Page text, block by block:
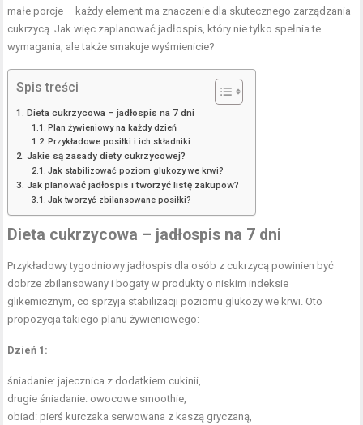
małe porcje – każdy element ma znaczenie dla skutecznego zarządzania
cukrzycą. Jak więc zaplanować jadłospis, który nie tylko spełnia te
wymagania, ale także smakuje wyśmienicie?
Spis treści
Dieta cukrzycowa – jadłospis na 7 dni
Plan żywieniowy na każdy dzień
Przykładowe posiłki i ich składniki
Jakie są zasady diety cukrzycowej?
Jak stabilizować poziom glukozy we krwi?
Jak planować jadłospis i tworzyć listę zakupów?
Jak tworzyć zbilansowane posiłki?
Dieta cukrzycowa – jadłospis na 7 dni
Przykładowy tygodniowy jadłospis dla osób z cukrzycą powinien być
dobrze zbilansowany i bogaty w produkty o niskim indeksie
glikemicznym, co sprzyja stabilizacji poziomu glukozy we krwi. Oto
propozycja takiego planu żywieniowego:
Dzień 1:
śniadanie: jajecznica z dodatkiem cukinii,
drugie śniadanie: owocowe smoothie,
obiad: pierś kurczaka serwowana z kaszą gryczaną,